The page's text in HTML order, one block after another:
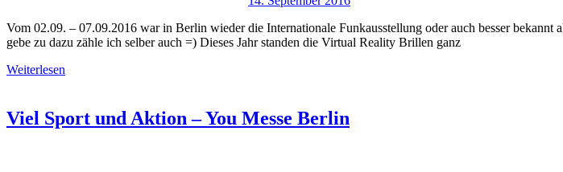
Vom 02.09. – 07.09.2016 war in Berlin wieder die Internationale Funkausstellung oder auch besser
gebe zu dazu zähle ich selber auch =) Dieses Jahr standen die Virtual Reality Brillen ganz
Weiterlesen
Viel Sport und Aktion – You Messe Berlin